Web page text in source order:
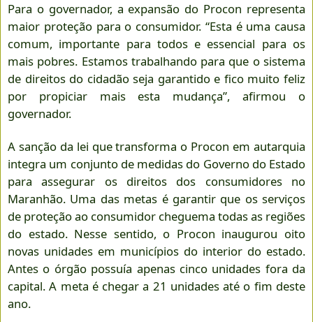
Para o governador, a expansão do Procon representa
maior proteção para o consumidor. “Esta é uma causa
comum, importante para todos e essencial para os
mais pobres. Estamos trabalhando para que o sistema
de direitos do cidadão seja garantido e fico muito feliz
por propiciar mais esta mudança”, afirmou o
governador.
A sanção da lei que transforma o Procon em autarquia
integra um conjunto de medidas do Governo do Estado
para assegurar os direitos dos consumidores no
Maranhão. Uma das metas é garantir que os serviços
de proteção ao consumidor cheguema todas as regiões
do estado. Nesse sentido, o Procon inaugurou oito
novas unidades em municípios do interior do estado.
Antes o órgão possuía apenas cinco unidades fora da
capital. A meta é chegar a 21 unidades até o fim deste
ano.